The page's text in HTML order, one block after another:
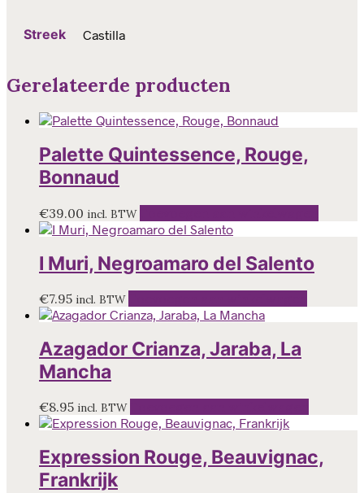
Streek Castilla
Gerelateerde producten
Palette Quintessence, Rouge,
Bonnaud
€39.00 incl. BTW
I Muri, Negroamaro del Salento
€7.95 incl. BTW
Azagador Crianza, Jaraba, La
Mancha
€8.95 incl. BTW
Expression Rouge, Beauvignac,
Frankrijk